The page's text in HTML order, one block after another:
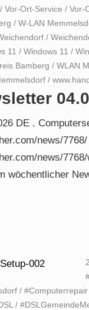
/ Vor-Ort-Service / Vor-
/ W-LAN
/
11 / Windows 11 /
Bamberg / WLAN
/
DE .
news/
news/
wöchentlicher
/ #Computerrepair
/